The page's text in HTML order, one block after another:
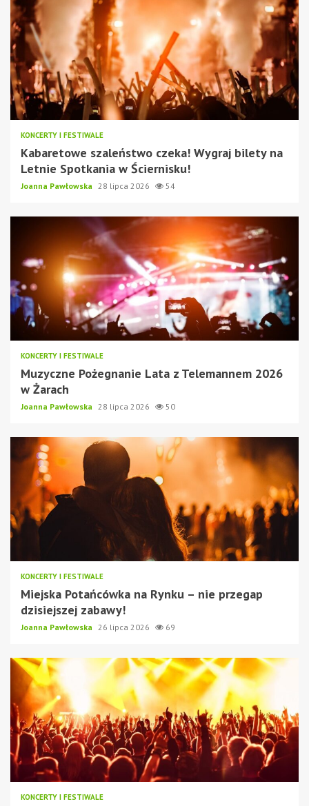
KONCERTY I FESTIWALE
Kabaretowe szaleństwo czeka! Wygraj bilety na
Letnie Spotkania w Ściernisku!
Joanna Pawłowska 28 lipca 2026 54
KONCERTY I FESTIWALE
Muzyczne Pożegnanie Lata z Telemannem 2026
w Żarach
Joanna Pawłowska 28 lipca 2026 50
KONCERTY I FESTIWALE
Miejska Potańcówka na Rynku – nie przegap
dzisiejszej zabawy!
Joanna Pawłowska 26 lipca 2026 69
KONCERTY I FESTIWALE